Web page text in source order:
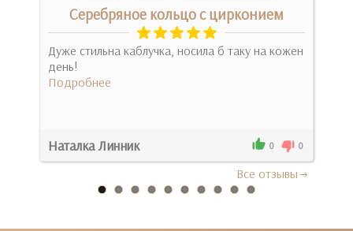
Серебряное кольцо с цирконием
Дуже стильна каблучка, носила б таку на кожен
день!
Подробнее
Наталка Линник 0 0
Все отзывы